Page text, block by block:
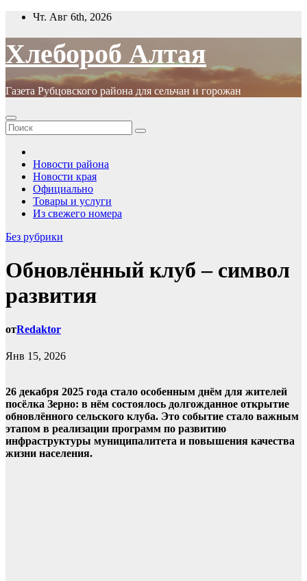
Перейти
содержимому
Чт. Авг 6th, 2026
Хлебороб Алтая
Газета Рубцовского района для сельчан и горожан
Новости района
Новости края
Официально
Товары и услуги
Из свежего номера
Без рубрики
Обновлённый клуб – символ
развития
отRedaktor
Янв 15, 2026
26 декабря 2025 года стало особенным днём для жителей
посёлка Зерно: в нём состоялось долгожданное открытие
обновлённого сельского клуба. Это событие стало важным
этапом в реализации программ по развитию
инфраструктуры муниципалитета и повышения качества
жизни населения.